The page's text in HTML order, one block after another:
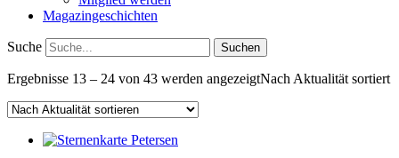
Magazingeschichten
Suche
Ergebnisse 13 – 24 von 43 werden angezeigtNach Aktualität sortiert